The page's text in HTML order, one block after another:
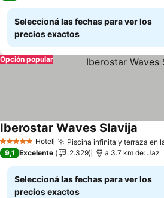
Seleccioná las fechas para ver los
precios exactos
Opción popular
5 Estrellas Hotel Piscina infinita y terraza en
Iberostar Waves Slavija
9,1 Excelente 2.329 a 3.7 km de: Jaz
Seleccioná las fechas para ver los
precios exactos